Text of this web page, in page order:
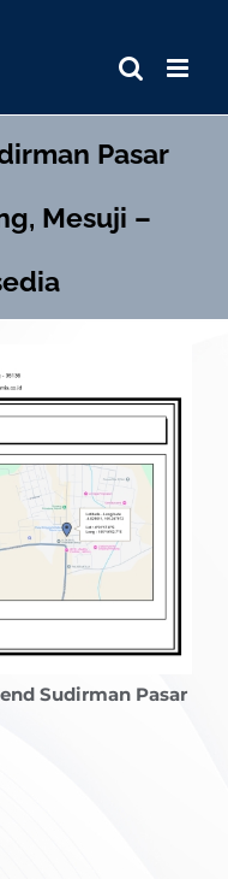
Pasar
Mesuji –
Sudirman Pasar